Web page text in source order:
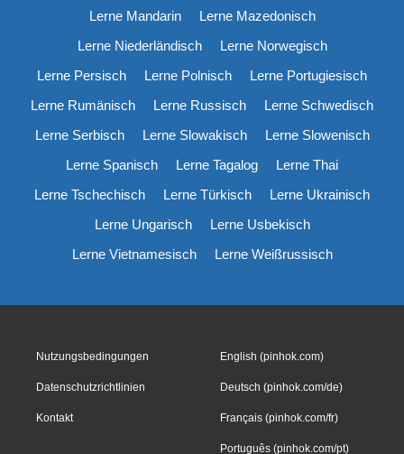
Lerne Mandarin
Lerne Mazedonisch
Lerne Niederländisch
Lerne Norwegisch
Lerne Persisch
Lerne Polnisch
Lerne Portugiesisch
Lerne Rumänisch
Lerne Russisch
Lerne Schwedisch
Lerne Serbisch
Lerne Slowakisch
Lerne Slowenisch
Lerne Spanisch
Lerne Tagalog
Lerne Thai
Lerne Tschechisch
Lerne Türkisch
Lerne Ukrainisch
Lerne Ungarisch
Lerne Usbekisch
Lerne Vietnamesisch
Lerne Weißrussisch
Nutzungsbedingungen
Datenschutzrichtlinien
Kontakt
English (pinhok.com)
Deutsch (pinhok.com/de)
Français (pinhok.com/fr)
Português (pinhok.com/pt)